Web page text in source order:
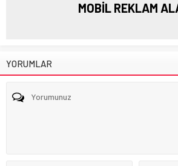
MOBİL REKLAM
YORUMLAR